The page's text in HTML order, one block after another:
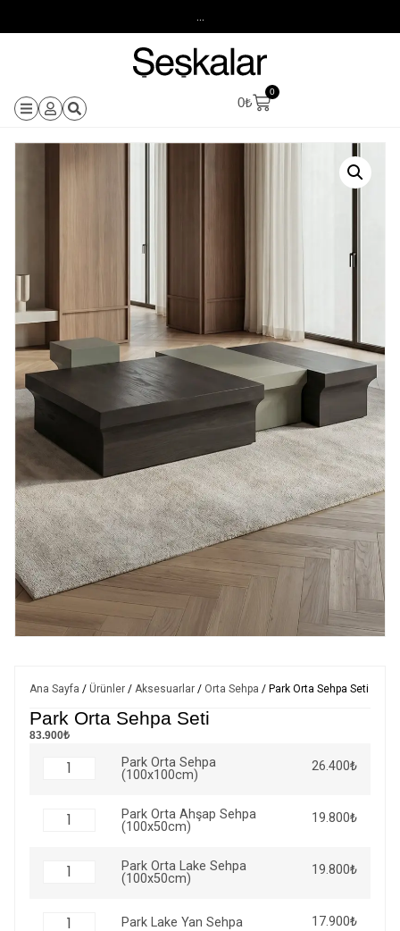
0₺
0
Ana Sayfa / Ürünler / Aksesuarlar / Orta Sehpa / Park Orta Sehpa Seti
Park Orta Sehpa Seti
83.900₺
Park Orta Sehpa
(100x100cm)
26.400₺
Park Orta Ahşap Sehpa
(100x50cm)
19.800₺
Park Orta Lake Sehpa
(100x50cm)
19.800₺
Park Lake Yan Sehpa 17.900₺